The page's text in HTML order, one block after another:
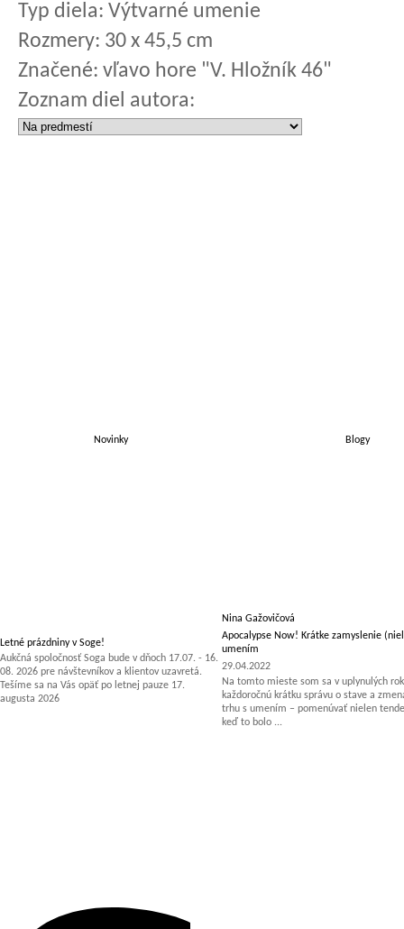
Typ diela: Výtvarné umenie
Rozmery: 30 x 45,5 cm
Značené: vľavo hore "V. Hložník 46"
Zoznam diel autora:
Novinky Blogy
Letné prázdniny v Soge!
Aukčná spoločnosť Soga bude v dňoch 17.07. - 16.
08. 2026 pre návštevníkov a klientov uzavretá.
Tešíme sa na Vás opäť po letnej pauze 17.
augusta 2026
Nina Gažovičová
Apocalypse Now! Krátke zamyslenie
umením
29.04.2022
Na tomto mieste som sa v uplynulých
každoročnú krátku správu o stave a
trhu s umením – pomenúvať nielen
keď to bolo ...